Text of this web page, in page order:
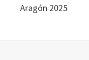
Aragón 2025